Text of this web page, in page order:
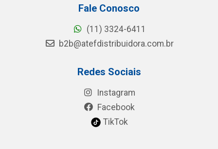
Fale Conosco
(11) 3324-6411
b2b@atefdistribuidora.com.br
Redes Sociais
Instagram
Facebook
TikTok